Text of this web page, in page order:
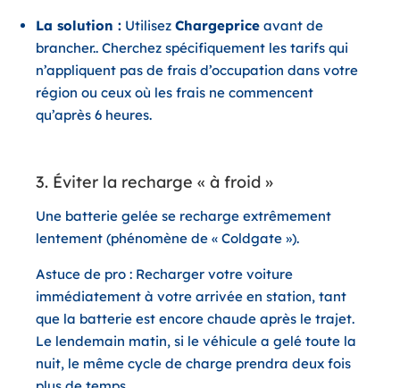
La solution : Utilisez Chargeprice avant de
brancher.. Cherchez spécifiquement les tarifs qui
n’appliquent pas de frais d’occupation dans votre
région ou ceux où les frais ne commencent
qu’après 6 heures.
3. Éviter la recharge « à froid »
Une batterie gelée se recharge extrêmement
lentement (phénomène de « Coldgate »).
Astuce de pro : Recharger votre voiture
immédiatement à votre arrivée en station, tant
que la batterie est encore chaude après le trajet.
Le lendemain matin, si le véhicule a gelé toute la
nuit, le même cycle de charge prendra deux fois